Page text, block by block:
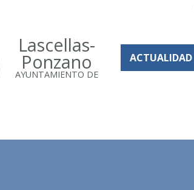
Lascellas-
Ponzano
AYUNTAMIENTO DE
ACTUALIDAD